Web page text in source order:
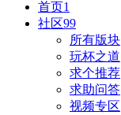
首页1
社区99
所有版块
玩杯之道
求个推荐
求助问答
视频专区